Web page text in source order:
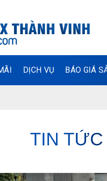
DỊCH VỤ BÁO GIÁ
TIN TỨC